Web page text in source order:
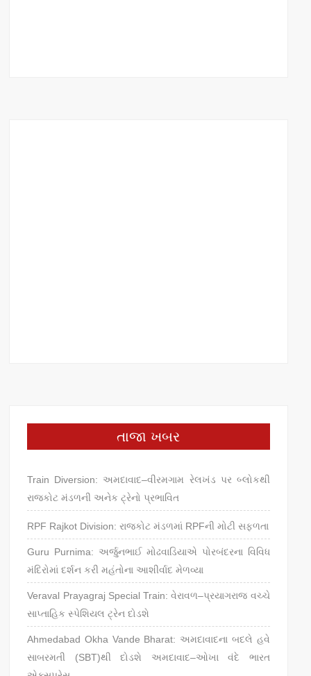
તાજા ખબર
Train Diversion: અમદાવાદ–વીરમગામ રેલખંડ પર બ્લોકથી
રાજકોટ મંડળની અનેક ટ્રેનો પ્રભાવિત
RPF Rajkot Division: રાજકોટ મંડળમાં RPFની મોટી સફળતા
Guru Purnima: અર્જુનભાઈ મોઢવાડિયાએ પોરબંદરના વિવિધ
મંદિરોમાં દર્શન કરી મહંતોના આશીર્વાદ મેળવ્યા
Veraval Prayagraj Special Train: વેરાવળ–પ્રયાગરાજ વચ્ચે
સાપ્તાહિક સ્પેશિયલ ટ્રેન દોડશે
Ahmedabad Okha Vande Bharat: અમદાવાદના બદલે હવે
સાબરમતી (SBT)થી દોડશે અમદાવાદ–ઓખા વંદે ભારત